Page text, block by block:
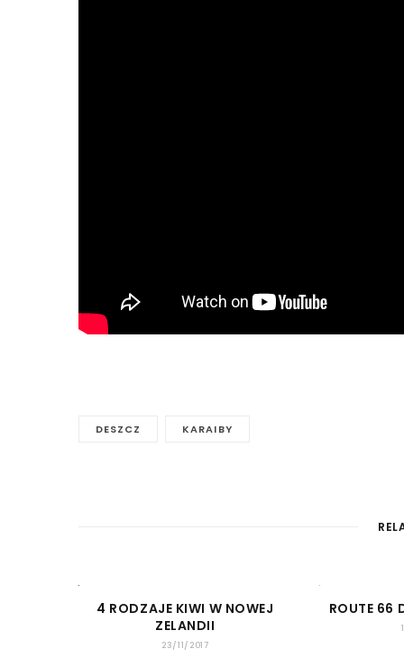
DESZCZ KARAIBY
4 RODZAJE KIWI W NOWEJ
ZELANDII
23/11/2017
ROUTE 66